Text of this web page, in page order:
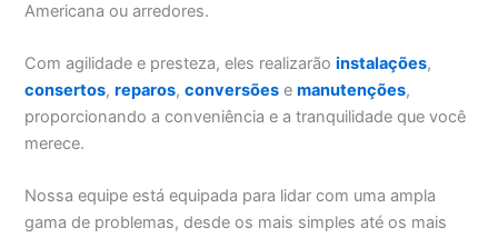
Americana ou arredores.
Com agilidade e presteza, eles realizarãoinstalações,
consertos,reparos,conversões emanutenções,
proporcionando a conveniência e a tranquilidade que você
merece.
Nossa equipe está equipada para lidar com uma ampla
gama de problemas, desde os mais simples até os mais